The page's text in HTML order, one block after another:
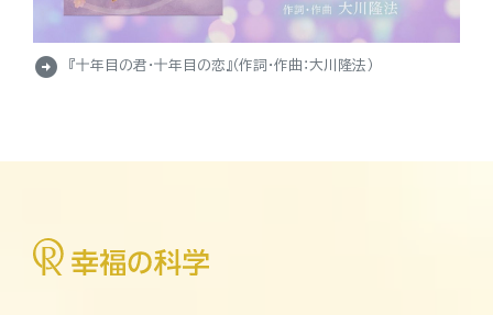
arrow_circle_right 『十年目の君・十年目の恋』（作詞・作曲：大川隆法）